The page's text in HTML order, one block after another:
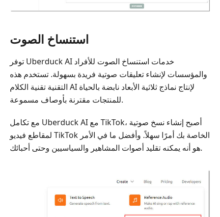
استنساخ الصوت
توفر Uberduck AI خدمات استنساخ الصوت للأفراد
والمؤسسات لإنشاء تعليقات صوتية فريدة بسهولة. تستخدم هذه
التقنية تقنية الكلام AI لإنتاج نماذج ثلاثية الأبعاد نابضة بالحياة
للمنتجات مقترنة بأوصاف مسموعة.
مع تكامل Uberduck AI مع TikTok، أصبح إنشاء نسخ صوتية
لمقاطع فيديو TikTok الخاصة بك أمرًا سهلاً. وأفضل ما في الأمر
هو أنه يمكنه تقليد أصوات المشاهير والسياسيين وحتى أحبائك.